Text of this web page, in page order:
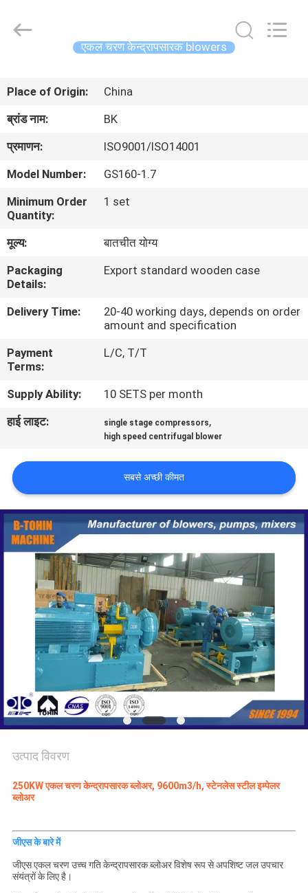
उत्पादों
हमारे
में
गुणवत्ता
नियंत्रण
करें
एक
उद्धरण
की
विनती
COMPANY
NEWS
साइटमैप
PRIVACY
POLICY
(Jiangsu)
एकल चरण केन्द्रापसारक blowers
Place of Origin:
China
ब्रांड नाम:
BK
प्रमाणन:
ISO9001/ISO14001
Model Number:
GS160-1.7
Minimum Order
Quantity:
1 set
मूल्य:
बातचीत योग्य
Packaging
Details:
Export standard wooden case
Delivery Time:
20-40 working days, depends on order
amount and specification
Payment
Terms:
L/C, T/T
Supply Ability:
10 SETS per month
हाई लाइट:
single stage compressors,
high speed centrifugal blower
सबसे अच्छी कीमत
उत्पाद विवरण
250KW एकल चरण केन्द्रापसारक ब्लोअर, 9600m3/h, स्टेनलेस स्टील इम्पेलर
ब्लोअर
जीएस के बारे में
जीएस एकल चरण उच्च गति केन्द्रापसारक ब्लोअर विशेष रूप से अपशिष्ट जल उपचार
संयंत्रों के लिए है।